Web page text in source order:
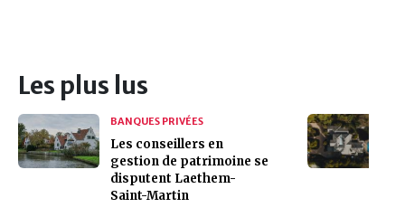
Les plus lus
BANQUES PRIVÉES
Les conseillers en
gestion de patrimoine se
disputent Laethem-
Saint-Martin